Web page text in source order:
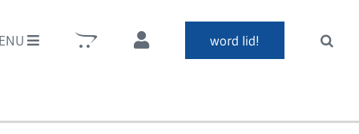
word lid!